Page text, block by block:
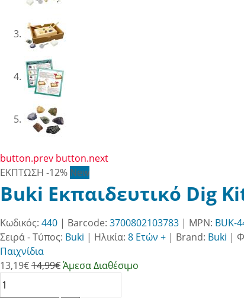
button.prev button.next
ΕΚΠΤΩΣΗ -12% New
Buki Εκπαιδευτικό Dig
Κωδικός: 440 | Barcode: 3700802103783 | MPN: BUK-
Σειρά - Τύπος: Buki | Ηλικία: 8 Ετών + | Brand: Buki |
Παιχνίδια
13,19€14,99€Άμεσα Διαθέσιμο